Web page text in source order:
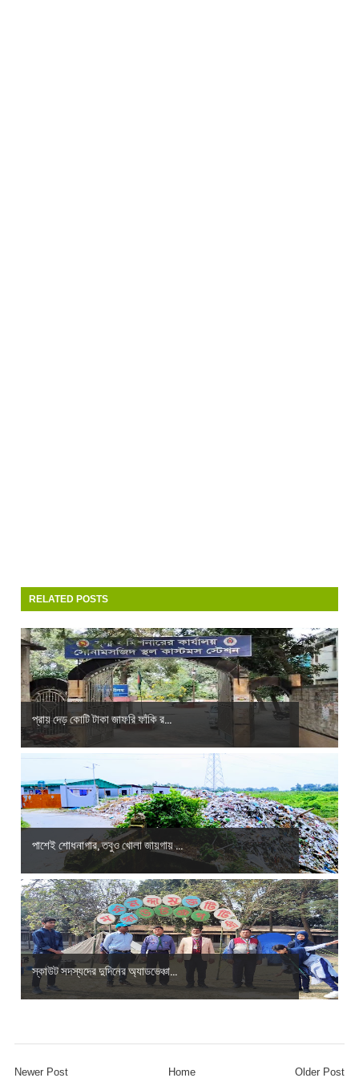
RELATED POSTS
প্রায় দেড় কোটি টাকা জাফরি ফাঁকি র...
পাশেই শোধনাগার, তবুও খোলা জায়গায় ...
স্কাউট সদস্যদের দুদিনের অ্যাডভেঞ্চা...
Newer Post Older Post
Home